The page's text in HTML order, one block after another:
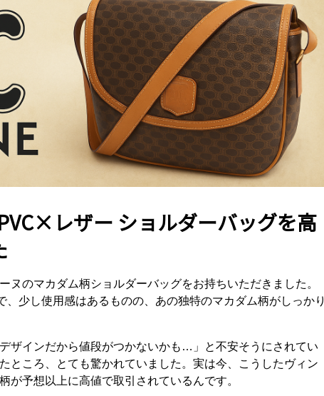
レザー ショルダーバッグを高
ヌのマカダム柄ショルダーバッグをお持ちいただきました。
、少し使用感はあるものの、あの独特のマカダム柄がしっかり
ザインだから値段がつかないかも…」と不安そうにされてい
ところ、とても驚かれていました。実は今、こうしたヴィン
が予想以上に高値で取引されているんです。